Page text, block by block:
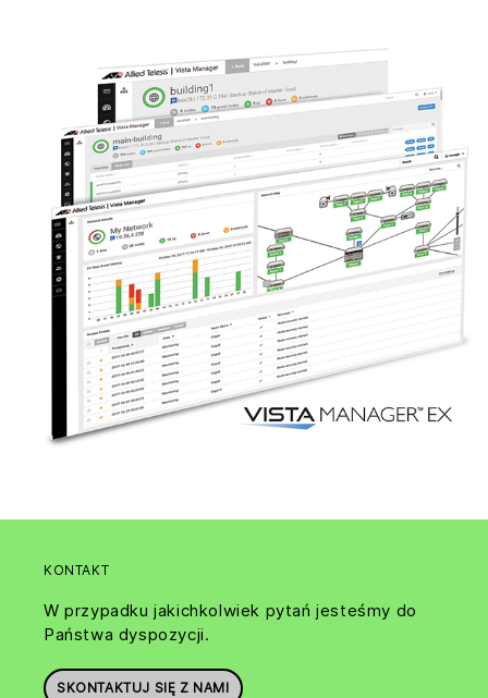
KONTAKT
W przypadku jakichkolwiek pytań jesteśmy do
Państwa dyspozycji.
SKONTAKTUJ SIĘ Z NAMI